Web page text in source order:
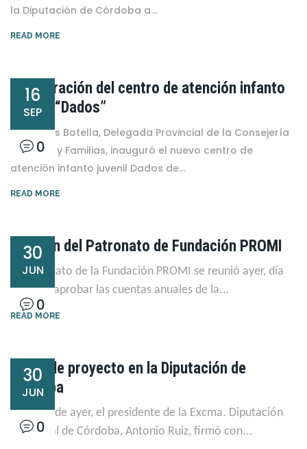
la Diputación de Córdoba a...
READ MORE
16
SEP
0
Inauguración del centro de atención infanto
juvenil “Dados”
Mª Jesús Botella, Delegada Provincial de la Consejería
de Salud y Familias, inauguró el nuevo centro de
atención infanto juvenil Dados de...
READ MORE
30
JUN
0
Reunión del Patronato de Fundación PROMI
El Patronato de la Fundación PROMI se reunió ayer, día
29, para aprobar las cuentas anuales de la...
READ MORE
30
JUN
0
Firma de proyecto en la Diputación de
Córdoba
En el día de ayer, el presidente de la Excma. Diputación
Provincial de Córdoba, Antonio Ruiz, firmó con...